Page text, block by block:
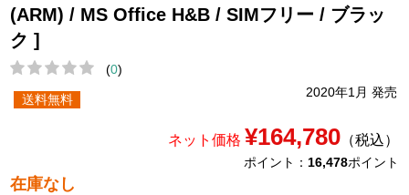
(ARM) / MS Office H&B / SIMフリー / ブラッ
ク ]
(0)
2020年1月 発売
送料無料
ネット価格 ¥164,780（税込）
ポイント： 16,478ポイント
在庫なし